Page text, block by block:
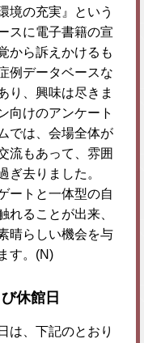
境の充実』という
スに電子書籍の宣
から訴えかけるも
例データベースな
り、興味は尽きま
向けのアンケート
では、会場全体が
流もあって、雰囲
ぎ去りました。
ートと一体型の自
れることが出来、
晴らしい機会を与
す。(N)
休館日
は、下記のとおり